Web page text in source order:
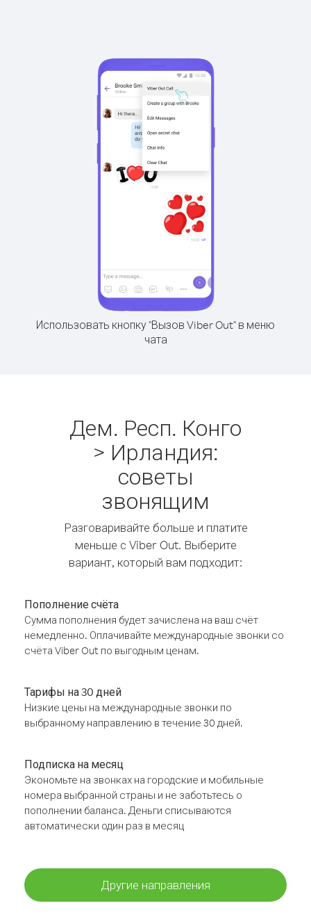
Использовать кнопку "Вызов Viber Out" в меню
чата
Дем. Респ. Конго
> Ирландия:
советы
звонящим
Разговаривайте больше и платите
меньше с Viber Out. Выберите
вариант, который вам подходит:
Пополнение счёта
Сумма пополнения будет зачислена на ваш счёт
немедленно. Оплачивайте международные звонки со
счёта Viber Out по выгодным ценам.
Тарифы на 30 дней
Низкие цены на международные звонки по
выбранному направлению в течение 30 дней.
Подписка на месяц
Экономьте на звонках на городские и мобильные
номера выбранной страны и не заботьтесь о
пополнении баланса. Деньги списываются
автоматически один раз в месяц
Другие направления